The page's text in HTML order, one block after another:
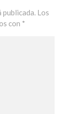
publicada. Los
con *